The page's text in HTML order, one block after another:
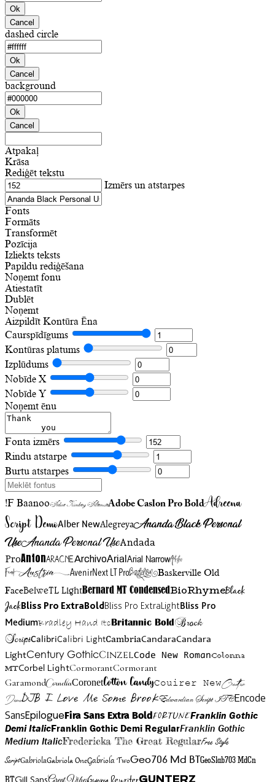
Ok
Cancel
dashed circle
Ok
Cancel
background
Ok
Cancel
Atpakaļ
Krāsa
Rediģēt tekstu
Izmērs un atstarpes
Fonts
Formāts
Transformēt
Pozīcija
Izliekts teksts
Papildu rediģēšana
Noņemt fonu
Atiestatīt
Dublēt
Noņemt
Aizpildīt Kontūra Ēna
Caurspīdīgums
Kontūras platums
Izplūdums
Nobīde X
Nobīde Y
Noņemt ēnu
Fonta izmērs
Rindu atstarpe
Burtu atstarpes
!F BaanooAdine Kirnberg AlternateAdobe Caslon Pro BoldAdreena
Script DemoAlber NewAlegreyaAnanda Black Personal
UseAnanda Personal UseAndada
ProAntonAracneArchivoArialArial NarrowArtistic
FriendAustriaAvenirNext LT ProBadelionBaskerville Old
FaceBelweTL LightBernard MT CondensedBioRhymeBlack
JackBliss Pro ExtraBoldBliss Pro ExtraLightBliss Pro
MediumBradley Hand Itc Britannic Bold Brock
ScriptCalibriCalibri LightCambriaCandaraCandara
LightCentury GothicCinzelCode New RomanColonna
MTCorbel LightCormorantCormorant
GaramondCorneliaCoronetCotton CandyCouirer NewCreattion
DemoDJB I Love Me Some BrookEdwardian Script ITCEncode
SansEpilogueFira Sans Extra BoldFortuneFranklin Gothic
Demi ItalicFranklin Gothic Demi RegularFranklin Gothic
Medium ItalicFredericka The Great RegularFree Style
ScriptGabriolaGabriola OneGabriola TwoGeo706 Md BTGeoSlab703 MdCn
BT